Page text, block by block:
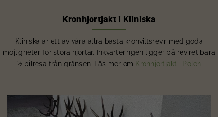
Kronhjortjakt i Kliniska
Kliniska är ett av våra allra bästa kronviltsrevir med goda
möjligheter för stora hjortar. Inkvarteringen ligger på reviret bara
½ bilresa från gränsen. Läs mer om Kronhjortjakt i Polen